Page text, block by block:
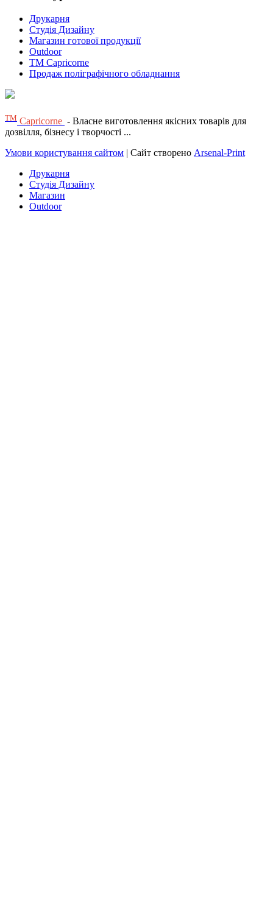
Друкарня
Студія Дизайну
Магазин готової продукції
Outdoor
TM Capricorne
Продаж поліграфічного обладнання
ТМ Capricorne - Власне виготовлення якісних товарів для
дозвілля, бізнесу і творчості ...
Умови користування сайтом | Сайт створено Arsenal-Print
Друкарня
Студія Дизайну
Магазин
Outdoor